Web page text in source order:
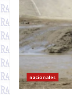
nacionales